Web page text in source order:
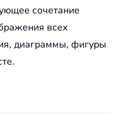
сочетание
всех
диаграммы, фигуры